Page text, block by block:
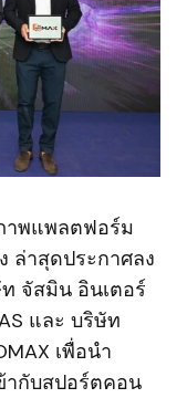
พแพลตฟอร์ม
ล่าสุดประกาศลง
จัสมิน อินเตอร์
และ บริษัท
เพื่อนำ
ากับสปอร์ตคอน